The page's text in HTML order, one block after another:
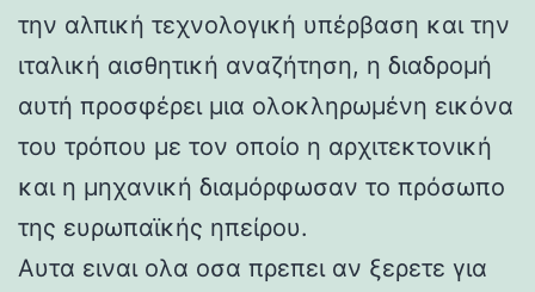
την αλπική τεχνολογική υπέρβαση και την
ιταλική αισθητική αναζήτηση, η διαδρομή
αυτή προσφέρει μια ολοκληρωμένη εικόνα
του τρόπου με τον οποίο η αρχιτεκτονική
και η μηχανική διαμόρφωσαν το πρόσωπο
της ευρωπαϊκής ηπείρου.
Αυτα ειναι ολα οσα πρεπει αν ξερετε για